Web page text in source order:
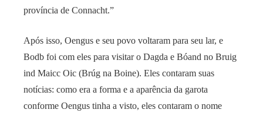
província de Connacht.”
Após isso, Oengus e seu povo voltaram para seu lar, e
Bodb foi com eles para visitar o Dagda e Bóand no Bruig
ind Maicc Oic (Brúg na Boine). Eles contaram suas
notícias: como era a forma e a aparência da garota
conforme Oengus tinha a visto, eles contaram o nome